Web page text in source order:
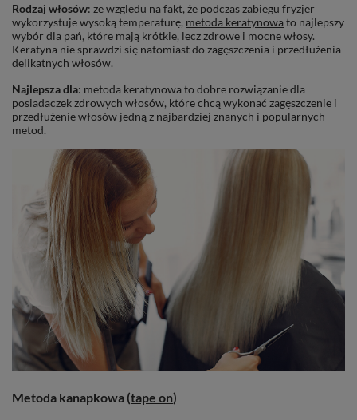
Rodzaj włosów: ze względu na fakt, że podczas zabiegu fryzjer
wykorzystuje wysoką temperaturę, metoda keratynowato najlepszy
wybór dla pań, które mają krótkie, lecz zdrowe i mocne włosy.
Keratyna nie sprawdzi się natomiast do zagęszczenia i przedłużenia
delikatnych włosów.
Najlepsza dla: metoda keratynowa to dobre rozwiązanie dla
posiadaczek zdrowych włosów, które chcą wykonać zagęszczenie i
przedłużenie włosów jedną z najbardziej znanych i popularnych
metod.
Metoda kanapkowa (tape on)